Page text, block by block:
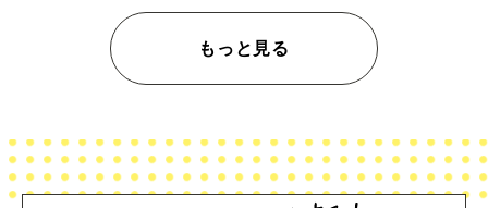
もっと見る